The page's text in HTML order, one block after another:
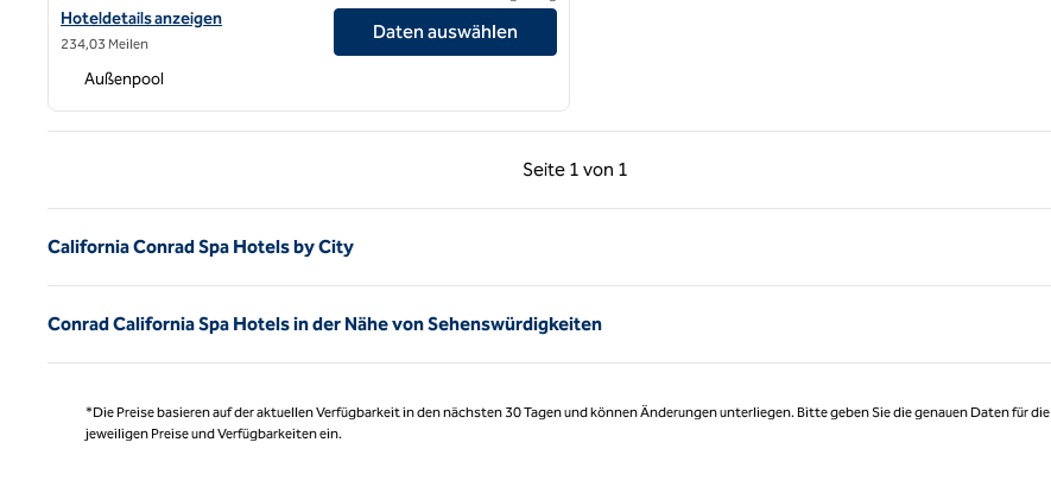
Hoteldetails für das Conrad Los Angeles anzeigen
Hoteldetails anzeigen
234,03 Meilen
Daten auswählen
Außenpool
Seite 1 von 1
Vorherige Seite, 1 von 1
Seite 1 von 1
California Conrad Spa Hotels by City
Conrad California Spa Hotels in der Nähe von Sehenswürdigkeiten
*Die Preise basieren auf der aktuellen Verfügbarkeit in den nächsten 30 Tagen und können Änderungen unterliegen. Bitte geben Sie die genauen Daten für die
jeweiligen Preise und Verfügbarkeiten ein.